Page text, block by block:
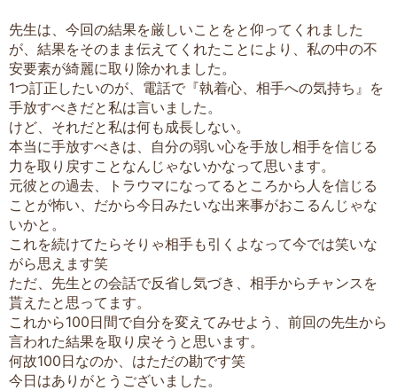
先生は、今回の結果を厳しいことをと仰ってくれました
が、結果をそのまま伝えてくれたことにより、私の中の不
安要素が綺麗に取り除かれました。
1つ訂正したいのが、電話で『執着心、相手への気持ち』を
手放すべきだと私は言いました。
けど、それだと私は何も成長しない。
本当に手放すべきは、自分の弱い心を手放し相手を信じる
力を取り戻すことなんじゃないかなって思います。
元彼との過去、トラウマになってるところから人を信じる
ことが怖い、だから今日みたいな出来事がおこるんじゃな
いかと。
これを続けてたらそりゃ相手も引くよなって今では笑いな
がら思えます笑
ただ、先生との会話で反省し気づき、相手からチャンスを
貰えたと思ってます。
これから100日間で自分を変えてみせよう、前回の先生から
言われた結果を取り戻そうと思います。
何故100日なのか、はただの勘です笑
今日はありがとうございました。